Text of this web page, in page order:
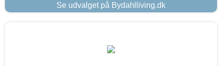
Se udvalget på Bydahlliving.dk